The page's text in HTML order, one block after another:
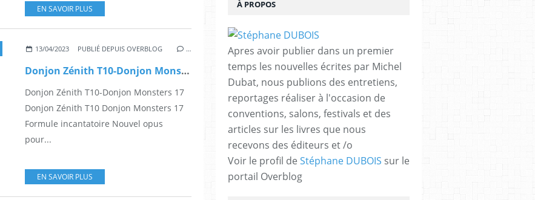
EN SAVOIR PLUS
DONJON ZÉNITH,FANTASTIQUE,FANTASY,JOANN SFAR ,LEWIS TRONDHEIM BOULET
13/04/2023 PUBLIÉ DEPUIS OVERBLOG …
Donjon Zénith T10-Donjon Monsters 17
Donjon Zénith T10-Donjon Monsters 17
Donjon Zénith T10 Donjon Monsters 17
Formule incantatoire Nouvel opus
pour...
EN SAVOIR PLUS
À PROPOS
Apres avoir publier dans un premier
temps les nouvelles écrites par Michel
Dubat, nous publions des entretiens,
reportages réaliser à l'occasion de
conventions, salons, festivals et des
articles sur les livres que nous
recevons des éditeurs et /o
Voir le profil de Stéphane DUBOIS sur le
portail Overblog